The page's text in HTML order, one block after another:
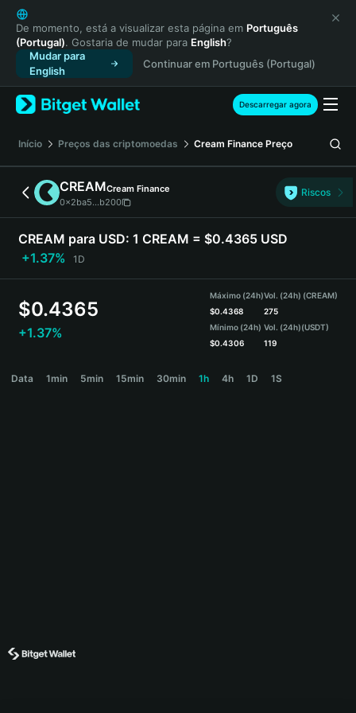
English
日本語
Tiếng Việt
Русский
Español (Latinoamérica)
Türkçe
Français
Deutsch
简体中文
繁體中文
Português (Portugal)
Bahasa Indonesia
ภาษาไทย
हिन्दी
Español
Português (Brasil)
De momento, está a visualizar esta página em Português
(Portugal). Gostaria de mudar para English?
Mudar para
English
Continuar em Português (Portugal)
Descarregar agora
Início Preços das criptomoedas Cream Finance Preço
CREAMCream Finance
0x2ba5...b200
Riscos
CREAM para USD: 1 CREAM = $0.4365 USD
+1.37%
1D
$0.4365
+1.37%
Máximo (24h)
$0.4368
Mínimo (24h)
$0.4306
Vol. (24h) (CREAM)
275
Vol. (24h)(USDT)
119
Data 1min 5min 15min 30min 1h 4h 1D 1S